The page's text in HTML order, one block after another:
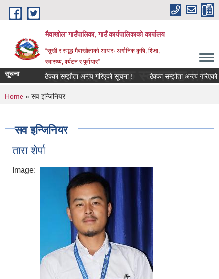
Skip to main content
मैवाखोला गाउँपालिका, गाउँ कार्यपालिकाको कार्यालय
“सुखी र समृद्ध मैवाखोलाको आधारः अर्गानिक कृषि, शिक्षा,
स्वास्थ्य, पर्यटन र पूर्वाधार”
यहाँहरुलाई हार्दिक स्वागत छ !!!
सूचना ठेक्का सम्झौता अन्त्य गरिएको सूचना ! ठेक्का सम्झौता अन्त्य गरिएको
You are here
Home » सव इन्जिनियर
सव इन्जिनियर
तारा शेर्पा
Image: